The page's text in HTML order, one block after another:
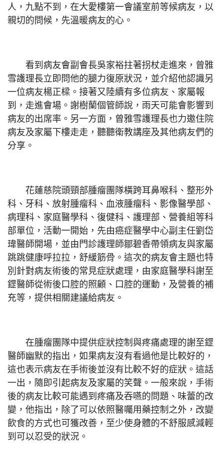
人，九點不到，在大愛樓第一會議室前等候病友，以
親切的問候，先溫暖病友的心。
看到病友會副會長吳家裕拄著拐杖走進來，曾雅
雪護理長立即問他的腿力復原狀況，並介紹他認識另
一位病友楊正樑。接著又陸續有多位病友、家屬報
到，走進會場。謝樹蘭個管師說，雨天可能會影響到
病友的出席率。另一方面，曾雅雪護理長也力邀住院
病友及家屬下樓走走，聽聽衛教講座及其他病友們的
分享。
花蓮慈院頭頸部腫瘤團隊橫跨耳鼻喉科、整形外
科、牙科、放射腫瘤科、血液腫瘤科、影像醫學部、
病理科、家庭醫學科、復健科、護理部、營養組等科
部單位，活動一開始，先由癌症醫學中心副主任劉岱
瑋醫師開場，並由門診護理師鄒碧香帶領病友與家屬
跳跳健康呼拉拉，舒緩筋骨。這次的病友會主題也特
別針對病友術後的常見症狀處理，由家庭醫學科謝至
鎠醫師從術後口腔的照顧、口腔的運動，及營養的補
充等，提供相關建議給病友。
在腫瘤團隊中提供症狀控制與疼痛處理的謝至鎠
醫師幽默的指出，如果病友沒有看過他是比較好的，
這也表示病友在手術後並沒有比較不好的症狀。這話
一出，隨即引起病友及家屬的笑聲。一般來說，手術
後的病友比較可能遇到疼痛及吞嚥的問題、味蕾的改
變，他指出，除了可以依照醫囑用藥控制之外，改變
飲食的方式也可獲改善，至少使身體的不舒服感減輕
到可以忍受的狀況。